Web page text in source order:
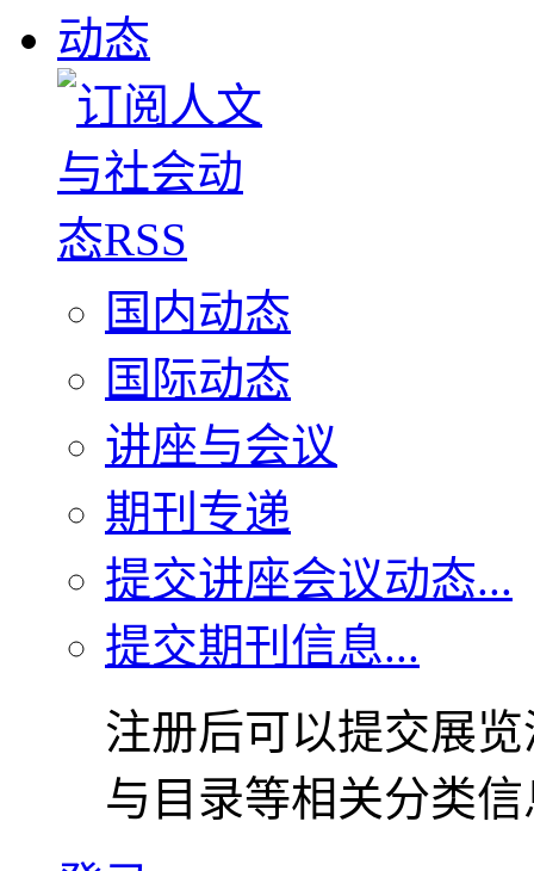
动态
国内动态
国际动态
讲座与会议
期刊专递
提交讲座会议动态...
提交期刊信息...
注册后可以提交展
与目录等相关分类